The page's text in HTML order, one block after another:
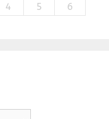
4 5 6